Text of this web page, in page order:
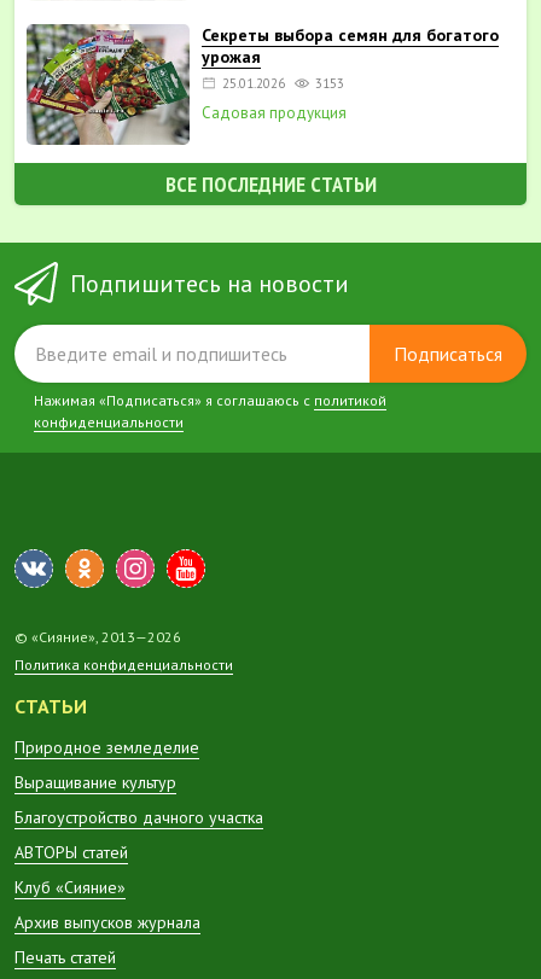
Секреты выбора семян для богатого
урожая
25.01.2026 3153
Садовая продукция
ВСЕ ПОСЛЕДНИЕ СТАТЬИ
Подпишитесь на новости
Подписаться
Нажимая «Подписаться» я соглашаюсь с политикой
конфиденциальности
© «Сияние», 2013—2026
Политика конфиденциальности
СТАТЬИ
Природное земледелие
Выращивание культур
Благоустройство дачного участка
АВТОРЫ статей
Клуб «Сияние»
Архив выпусков журнала
Печать статей